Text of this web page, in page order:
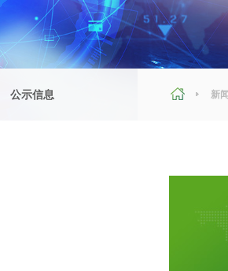
危险废物鉴别
农用地土壤调查
消毒检测备案
空气净化检测
公共卫生检测
运动场地检测
涉水产品检测
放射卫生检测
公示信息 新